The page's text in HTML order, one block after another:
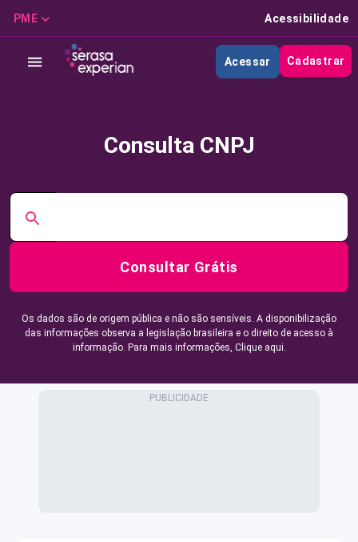
PME Acessibilidade
Acessar Cadastrar
Consulta CNPJ
Consultar Grátis
Os dados são de origem pública e não são sensíveis. A disponibilização
das informações observa a legislação brasileira e o direito de acesso à
informação. Para mais informações, Clique aqui.